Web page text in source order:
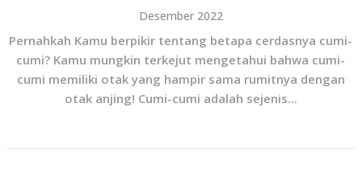
Desember 2022
Pernahkah Kamu berpikir tentang betapa cerdasnya cumi-
cumi? Kamu mungkin terkejut mengetahui bahwa cumi-
cumi memiliki otak yang hampir sama rumitnya dengan
otak anjing! Cumi-cumi adalah sejenis...